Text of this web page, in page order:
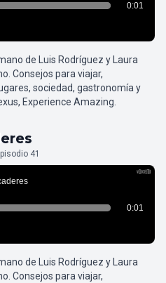
de Luis Rodríguez y Laura
Consejos para viajar,
sociedad, gastronomía y
Experience Amazing.
41
de Luis Rodríguez y Laura
Consejos para viajar,